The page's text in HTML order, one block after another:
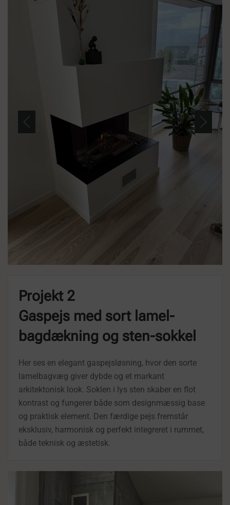
Projekt 2
Gaspejs med sort lamel-
bagdækning og sten-sokkel
Her ses en elegant gaspejsløsning, hvor den sorte
lamelbagvæg giver dybde og et markant
arkitektonisk look. Soklen i lys sten skaber en flot
kontrast og fungerer både som designmæssig base
og praktisk element. Den færdige pejs fremstår
eksklusiv, harmonisk og perfekt integreret i rummet,
både teknisk og æstetisk.